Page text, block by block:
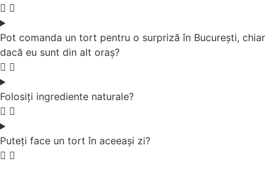
Pot comanda un tort pentru o surpriză în București, chiar
dacă eu sunt din alt oraș?
Folosiți ingrediente naturale?
Puteți face un tort în aceeași zi?